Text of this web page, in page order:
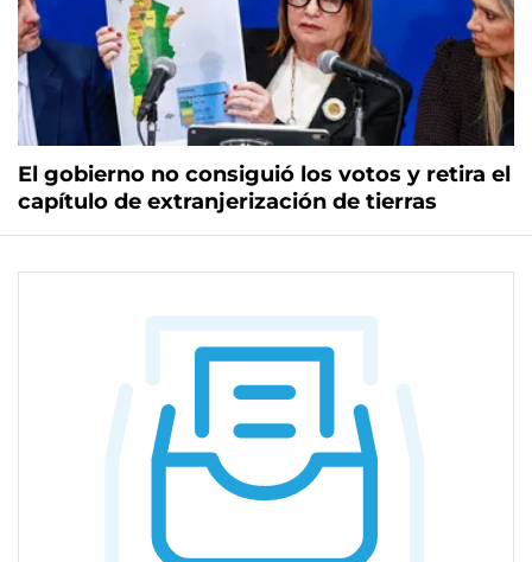
El gobierno no consiguió los votos y retira el
capítulo de extranjerización de tierras